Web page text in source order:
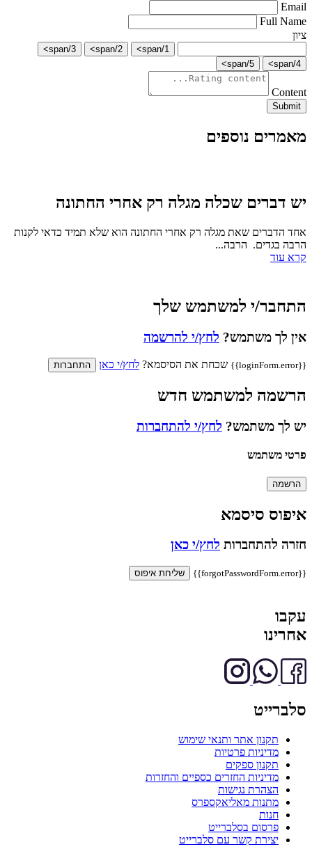
Email
Full Name
ציון
1/span>
2/span>
3/span>
4/span>
5/span>
Content
Submit
מאמרים נוספים
יש דברים שכלה מגלה רק אחרי החתונה
אחד הדברים שאת מגלה רק אחרי החתונה הוא שלא תמיד כדאי לקנות
הרבה בגדים. הרבה...
קרא עוד
התחבר/י למשתמש שלך
אין לך משתמש? לחץ/י להרשמה
{{loginForm.error}} שכחת את הסיסמא? לחץ/י כאן התחברות
הרשמה למשתמש חדש
יש לך משתמש? לחץ/י להתחברות
פרטי משתמש
הרשמה
איפוס סיסמא
חזרה להתחברות לחץ/י כאן
{{forgotPasswordForm.error}} שליחת איפוס
עקבו
אחרינו
סלברייט
תקנון אתר ותנאי שימוש
מדיניות פרטיות
תקנון ספקים
מדיניות החזרים כספיים והחזרות
הצהרת נגישות
מתנות מאליאקספרס
חנות
פרסום בסלברייט
יצירת קשר עם סלברייט